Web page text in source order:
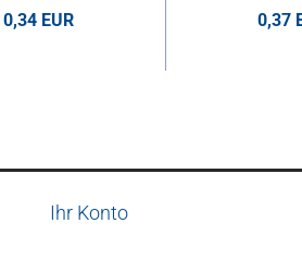
0,34 EUR 0,37
Ihr Konto